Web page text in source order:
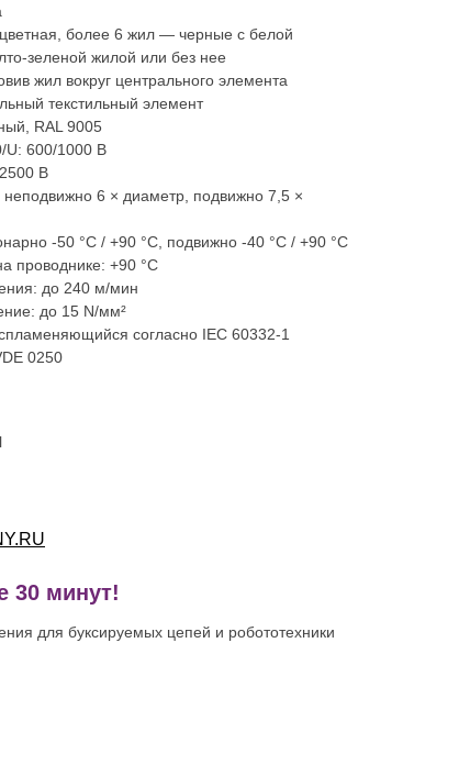
более 6 жил — черные с белой
зеленой жилой или без нее
жил вокруг центрального элемента
текстильный элемент
RAL 9005
U: 600/1000 В
В
6 × диаметр, подвижно 7,5 ×
-50 °C / +90 °C, подвижно -40 °C / +90 °C
проводнике: +90 °C
до 240 м/мин
до 15 N/мм²
согласно IEC 60332-1
0250
30 минут!
для буксируемых цепей и робототехники